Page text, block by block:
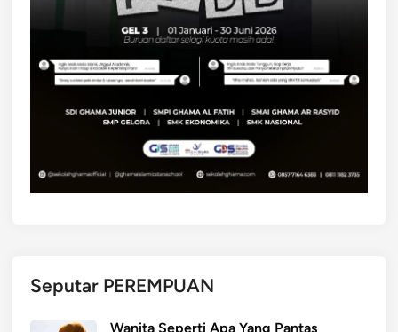
Seputar PEREMPUAN
Wanita Seperti Apa Yang Pantas